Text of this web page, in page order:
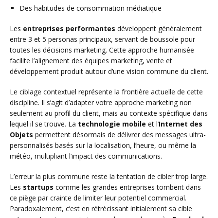
Des habitudes de consommation médiatique
Les entreprises performantes développent généralement
entre 3 et 5 personas principaux, servant de boussole pour
toutes les décisions marketing. Cette approche humanisée
facilite l’alignement des équipes marketing, vente et
développement produit autour d’une vision commune du client.
Le ciblage contextuel représente la frontière actuelle de cette
discipline. Il s’agit d’adapter votre approche marketing non
seulement au profil du client, mais au contexte spécifique dans
lequel il se trouve. La technologie mobile et l’Internet des
Objets permettent désormais de délivrer des messages ultra-
personnalisés basés sur la localisation, l’heure, ou même la
météo, multipliant l’impact des communications.
L’erreur la plus commune reste la tentation de cibler trop large.
Les startups comme les grandes entreprises tombent dans
ce piège par crainte de limiter leur potentiel commercial.
Paradoxalement, c’est en rétrécissant initialement sa cible